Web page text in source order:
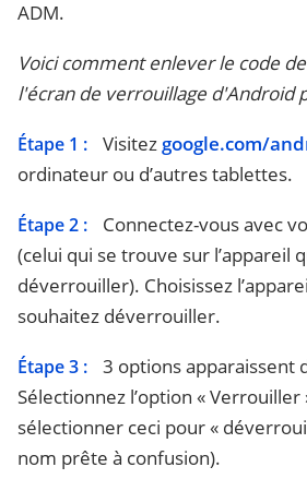
ADM.
Voici comment enlever le code
l'écran de verrouillage d'Android
Étape 1 : Visitez google.com/
ordinateur ou d’autres tablettes.
Étape 2 :
Connectez-vous avec
(celui qui se trouve sur l’appareil
déverrouiller). Choisissez
souhaitez déverrouiller.
Étape 3 :
3 options apparaissent
Sélectionnez l’option «
sélectionner ceci pour «
nom prête à confusion).